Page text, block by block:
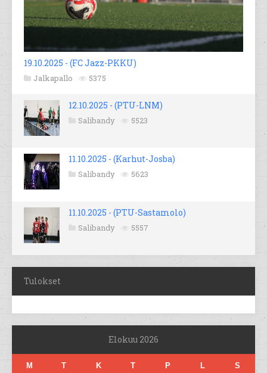
19.10.2025 - (FC Jazz-PKKU)
Jalkapallo 5375
12.10.2025 - (PTU-LNM)
Salibandy 5523
11.10.2025 - (Karhut-Josba)
Salibandy 5623
11.10.2025 - (PTU-Sastamolo)
Salibandy 5557
Tulokset
Elokuu 2026
M T K T P L S